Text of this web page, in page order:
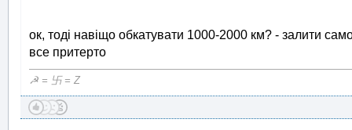
ок, тоді навіщо обкатувати 1000-2000 км? - залити
все притерто
☭ = 卐 = Z